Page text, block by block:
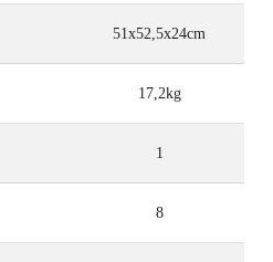
51x52,5x24cm
17,2kg
1
8